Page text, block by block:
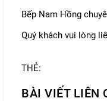
Bếp Nam Hồng
Quý khách vui lòng
THẺ:
BÀI VIẾT LIÊN